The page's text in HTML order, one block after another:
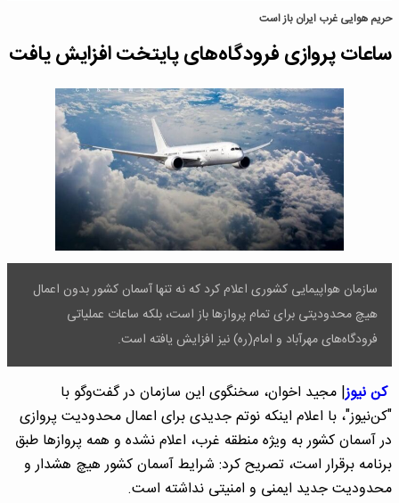
حریم هوایی غرب ایران باز است
ساعات پروازی فرودگاه‌های پایتخت افزایش یافت
سازمان هواپیمایی کشوری اعلام کرد که نه تنها آسمان کشور بدون اعمال
هیچ محدودیتی برای تمام پروازها باز است، بلکه ساعات عملیاتی
فرودگاه‌های مهرآباد و امام(ره) نیز افزایش یافته است.
کن نیوز| مجید اخوان، سخنگوی این سازمان در گفت‌وگو با
"کن‌نیوز"، با اعلام اینکه نوتم جدیدی برای اعمال محدودیت پروازی
در آسمان کشور به ویژه منطقه غرب، اعلام نشده و همه پروازها طبق
برنامه برقرار است، تصریح کرد: شرایط آسمان کشور هیچ هشدار و
محدودیت جدید ایمنی و امنیتی نداشته است.